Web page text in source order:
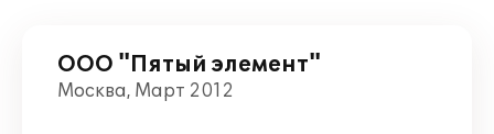
ООО "Пятый элемент"
Москва, Март 2012